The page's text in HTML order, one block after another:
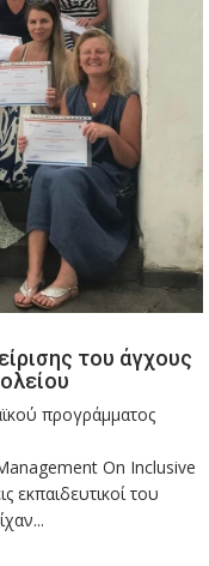
του άγχους
προγράμματος
On Inclusive
εκπαιδευτικοί του